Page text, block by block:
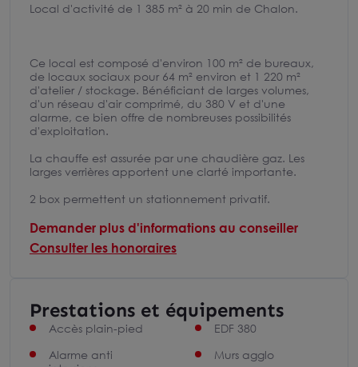
Local d'activité de 1 385 m² à 20 min de Chalon.
Ce local est composé d'environ 100 m² de bureaux,
de locaux sociaux pour 64 m² environ et 1 220 m²
d'atelier / stockage. Bénéficiant de larges volumes,
d'un réseau d'air comprimé, du 380 V et d'une
alarme, ce bien offre de nombreuses possibilités
d'exploitation.
La chauffe est assurée par une chaudière gaz. Les
larges verrières apportent une clarté importante.
2 box permettent un stationnement privatif.
Demander plus d'informations au conseiller
Consulter les honoraires
Prestations et équipements
Accès plain-pied
Alarme anti
EDF 380
Murs agglo